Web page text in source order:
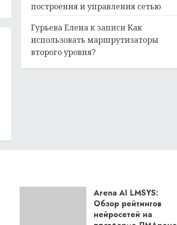
построения и управления сетью
Гурьева Еленак записиКак
использовать маршрутизаторы
второго уровня?
Arena AI LMSYS:
Обзор рейтингов
нейросетей на